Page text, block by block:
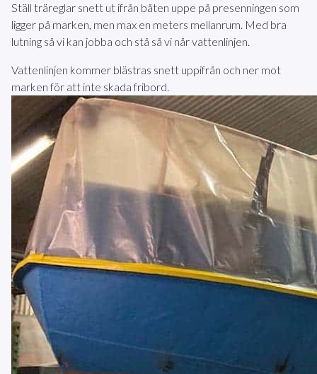
Ställ träreglar snett ut ifrån båten uppe på presenningen som
ligger på marken, men max en meters mellanrum. Med bra
lutning så vi kan jobba och stå så vi når vattenlinjen.
Vattenlinjen kommer blästras snett uppifrån och ner mot
marken för att inte skada fribord.